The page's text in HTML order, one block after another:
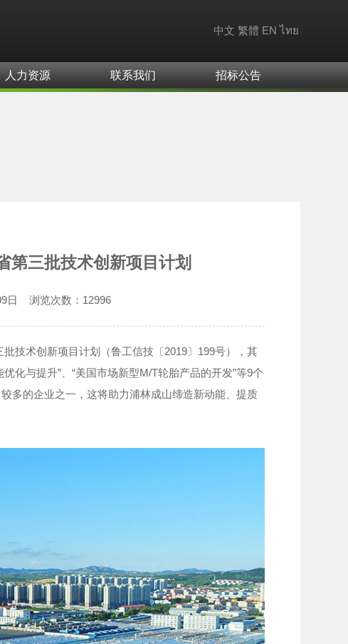
中文 繁體 EN ไทย
人力资源 联系我们 招标公告
第三批技术创新项目计划
日 浏览次数： 12996
术创新项目计划（鲁工信技〔2019〕199号），其
化与提升”、“美国市场新型M/T轮胎产品的开发”等9个
多的企业之一，这将助力浦林成山缔造新动能、提质